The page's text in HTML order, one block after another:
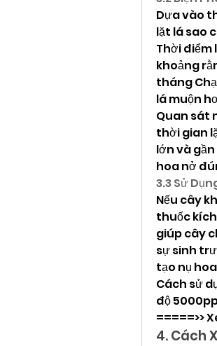
Dựa vào
lặt lá sao
Thời điểm
khoảng
tháng
lá muộn
Quan sát
thời gian
lớn và
hoa nở
3.3 Sử
Nếu cây
thuốc
giúp cây
sự sinh
tạo nụ
Cách sử
độ
=====>>
4. Cách